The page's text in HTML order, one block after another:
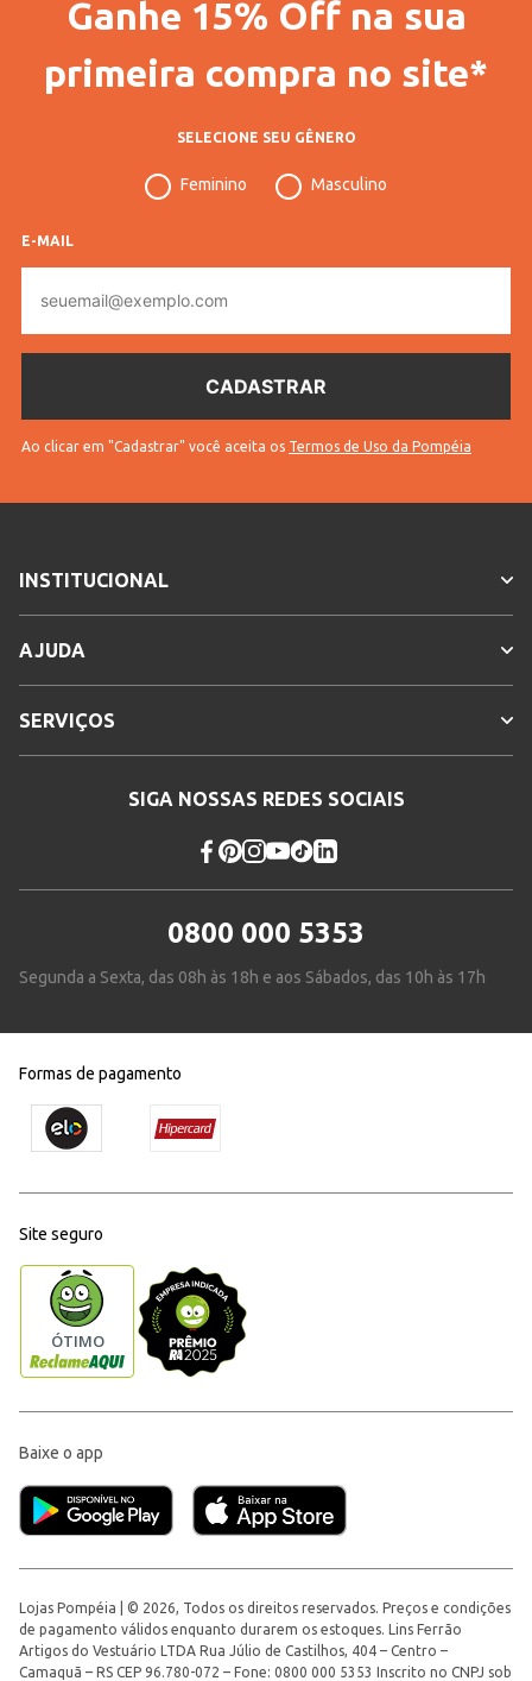
Código Completo 10207507080203
Confecção Convencional
Adulto
Tricot
Cores
Ganhe 15% Off na sua
primeira compra no site*
SELECIONE SEU GÊNERO
Feminino Masculino
E-MAIL
mail
Ao clicar em "Cadastrar" você aceita os Termos de Uso da Pompéia
INSTITUCIONAL
AJUDA
SERVIÇOS
SIGA NOSSAS REDES SOCIAIS
0800 000 5353
Segunda a Sexta, das 08h às 18h e aos Sábados, das 10h às 17h
Formas de pagamento
Site seguro
Baixe o app
Lojas Pompéia | © 2026, Todos os direitos reservados. Preços e condições
de pagamento válidos enquanto durarem os estoques. Lins Ferrão
Artigos do Vestuário LTDA Rua Júlio de Castilhos, 404 – Centro –
Camaquã – RS CEP 96.780-072 – Fone: 0800 000 5353 Inscrito no CNPJ sob